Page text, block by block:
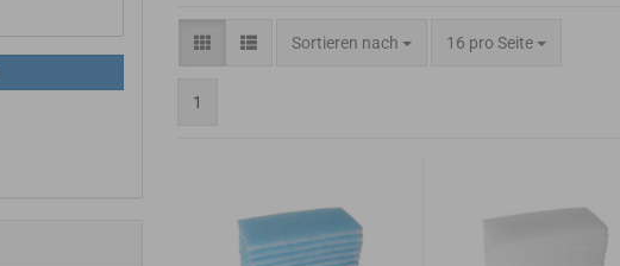
Sortieren nach
Sortieren nach 16 pro Seite
pro Seite
1